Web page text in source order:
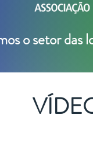
o setor das